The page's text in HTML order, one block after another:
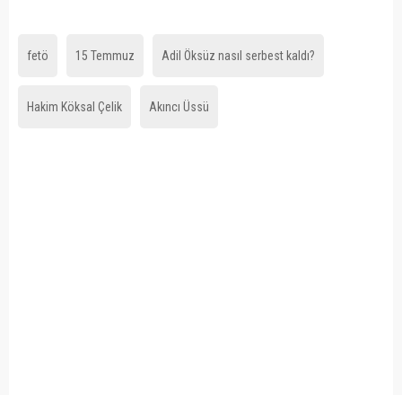
fetö 15 Temmuz Adil Öksüz nasıl serbest kaldı?
Hakim Köksal Çelik Akıncı Üssü